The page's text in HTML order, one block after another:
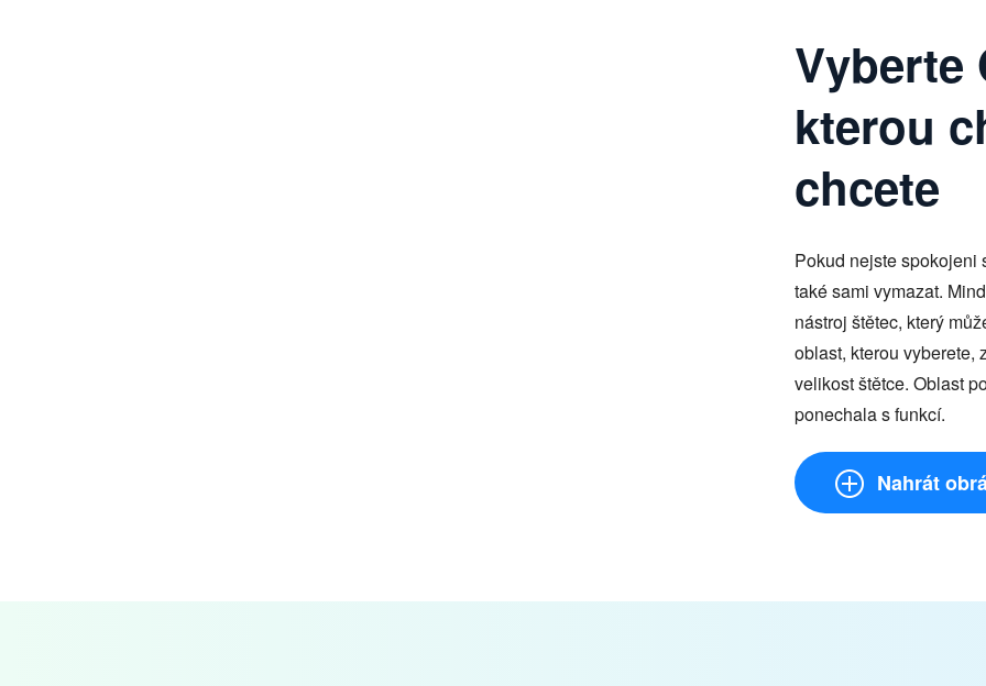
Vyberte
kterou
chcete
Pokud nejste spokojeni
také sami vymazat.
nástroj štětec, který
oblast, kterou vyberete,
velikost štětce. Oblast
ponechala s funkcí.
Nahrát